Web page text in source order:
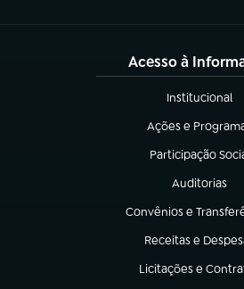
Acesso à
Institucional
(abre em nova
Ações e
(abre em nova
Participação
(abre em nova
Auditorias
(abre em
Convênios e
(abre em nova aba)
Receitas e
(abre em nova
Licitações e
(abre em nova aba)